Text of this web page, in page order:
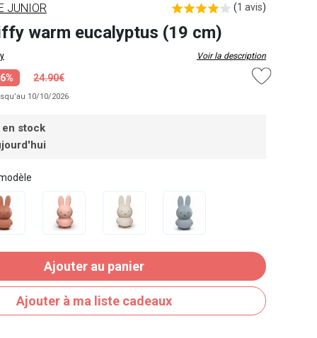
JUNIOR (1 avis)
warm eucalyptus (19 cm)
Voir la description
24.90€
10/10/2026
en stock
Ajouter au panier
Ajouter à ma liste cadeaux